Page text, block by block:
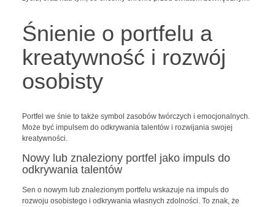
Śnienie o portfelu a
kreatywność i rozwój
osobisty
Portfel we śnie to także symbol zasobów twórczych i emocjonalnych.
Może być impulsem do odkrywania talentów i rozwijania swojej
kreatywności.
Nowy lub znaleziony portfel jako impuls do
odkrywania talentów
Sen o nowym lub znalezionym portfelu wskazuje na impuls do
rozwoju osobistego i odkrywania własnych zdolności. To znak, że